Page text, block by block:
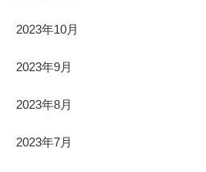
2023年10月
2023年9月
2023年8月
2023年7月